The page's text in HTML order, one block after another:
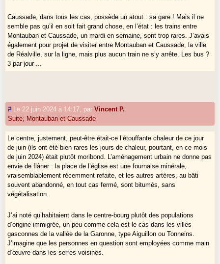
Caussade, dans tous les cas, possède un atout : sa gare ! Mais il ne
semble pas qu’il en soit fait grand chose, en l’état : les trains entre
Montauban et Caussade, un mardi en semaine, sont trop rares. J’avais
également pour projet de visiter entre Montauban et Caussade, la ville
de Réalville, sur la ligne, mais plus aucun train ne s’y arrête. Les bus ?
3 par jour ...
RER, Caussade n’est pas une ville-satellite de Montauban, où les gens
viendraient s’emparer du centre-bourg, tout en travaillant à Montauban
via le train.
# Le 22 juin 2024 à 14:17 parVincent P.
Suite, Montauban et Caussade
Le centre, justement, peut-être était-ce l’étouffante chaleur de ce jour
de juin (ils ont été bien rares les jours de chaleur, pourtant, en ce mois
de juin 2024) était plutôt moribond. L’aménagement urbain ne donne pas
envie de flâner : la place de l’église est une fournaise minérale,
vraisemblablement récemment refaite, et les autres artères, au bâti
souvent abandonné, en tout cas fermé, sont bitumés, sans
végétalisation.
J’ai noté qu’habitaient dans le centre-bourg plutôt des populations
d’origine immigrée, un peu comme cela est le cas dans les villes
gasconnes de la vallée de la Garonne, type Aiguillon ou Tonneins.
J’imagine que les personnes en question sont employées comme main
d’œuvre dans les serres voisines.